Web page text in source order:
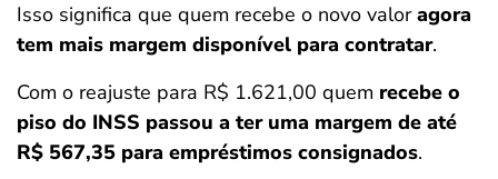
Isso significa que quem recebe o novo valoragora
tem mais margem disponível para contratar.
Com o reajuste para R$ 1.621,00 quem recebe o
piso do INSS passou a ter uma margem de até
R$ 567,35 para empréstimos consignados.